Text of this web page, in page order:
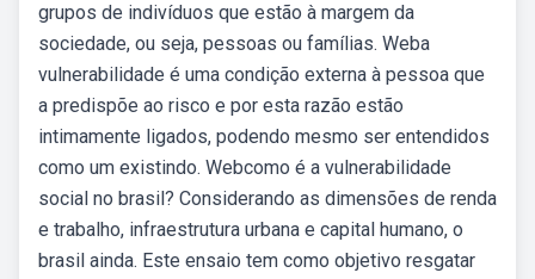
grupos de indivíduos que estão à margem da
sociedade, ou seja, pessoas ou famílias. Weba
vulnerabilidade é uma condição externa à pessoa que
a predispõe ao risco e por esta razão estão
intimamente ligados, podendo mesmo ser entendidos
como um existindo. Webcomo é a vulnerabilidade
social no brasil? Considerando as dimensões de renda
e trabalho, infraestrutura urbana e capital humano, o
brasil ainda. Este ensaio tem como objetivo resgatar